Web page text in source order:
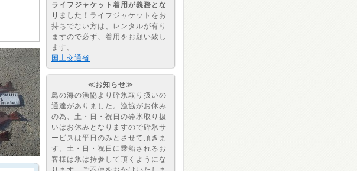
ライフジャケット着用が義務とな
りました！ ライフジャケットをお
持ちでない方は、レンタルが有り
ますので必ず、着用をお願い致し
ます。
国土交通省
≪お知らせ≫
鳥の海の漁協より砕氷取り扱いの
通達がありました。漁協がお休み
の為、土・日・祝日の砕氷取り扱
いはお休みとなりますので砕氷サ
ービスは平日のみとさせて頂きま
す。土・日・祝日に乗船されるお
客様は氷は持参して頂くようにな